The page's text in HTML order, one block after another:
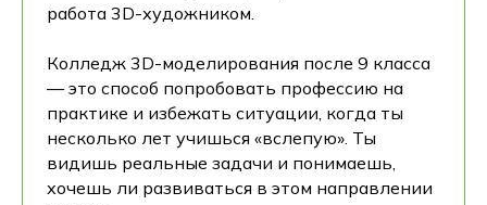
работа 3D-художником.
Колледж 3D-моделирования после 9 класса
— это способ попробовать профессию на
практике и избежать ситуации, когда ты
несколько лет учишься «вслепую». Ты
видишь реальные задачи и понимаешь,
хочешь ли развиваться в этом направлении